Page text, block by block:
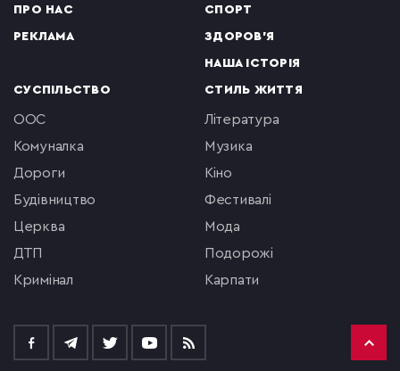
ПРО НАС
РЕКЛАМА
СПОРТ
ЗДОРОВ'Я
НАША ІСТОРІЯ
СУСПІЛЬСТВО
ООС
комуналка
Дороги
будівництво
церква
ДТП
кримінал
СТИЛЬ ЖИТТЯ
література
музика
кіно
фестивалі
мода
подорожі
Карпати